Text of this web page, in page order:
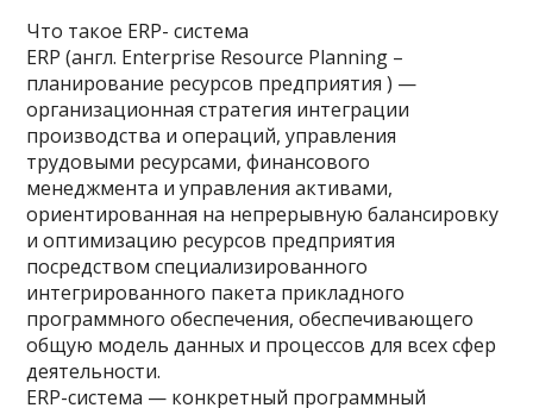
Что такое ERP- система
ERP (англ. Enterprise Resource Planning –
планирование ресурсов предприятия ) —
организационная стратегия интеграции
производства и операций, управления
трудовыми ресурсами, финансового
менеджмента и управления активами,
ориентированная на непрерывную балансировку
и оптимизацию ресурсов предприятия
посредством специализированного
интегрированного пакета прикладного
программного обеспечения, обеспечивающего
общую модель данных и процессов для всех сфер
деятельности.
ERP-система — конкретный программный